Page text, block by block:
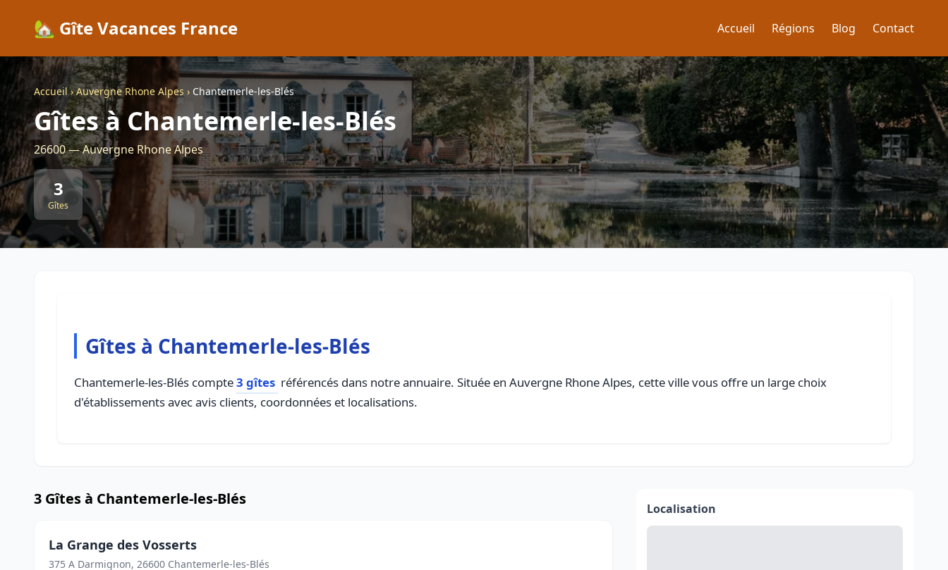
🏡 Gîte Vacances France Accueil Régions Blog Contact
Accueil›Auvergne Rhone Alpes › Chantemerle-les-Blés
Gîtes à Chantemerle-les-Blés
26600 — Auvergne Rhone Alpes
3
Gîtes
Gîtes à Chantemerle-les-Blés
Chantemerle-les-Blés compte3 gîtes référencés dans notre annuaire. Située en Auvergne Rhone Alpes, cette ville vous offre un large choix
d'établissements avec avis clients, coordonnées et localisations.
3 Gîtes à Chantemerle-les-Blés
La Grange des Vosserts
375 A Darmignon, 26600 Chantemerle-les-Blés
Localisation